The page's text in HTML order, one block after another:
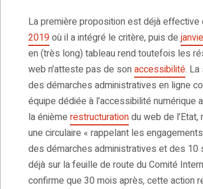
La première proposition est déjà effective
2019où il a intégré le critère, puis de
en (très long) tableau rend toutefois les
web n’atteste pas de sonaccessibilité.
des démarches administratives en ligne
équipe dédiée à l’accessibilité numérique
la énième restructurationdu web de
une circulaire « rappelant les
des démarches administratives et des 10
déjà sur la feuille de route du Comité
confirme que 30 mois après, cette action